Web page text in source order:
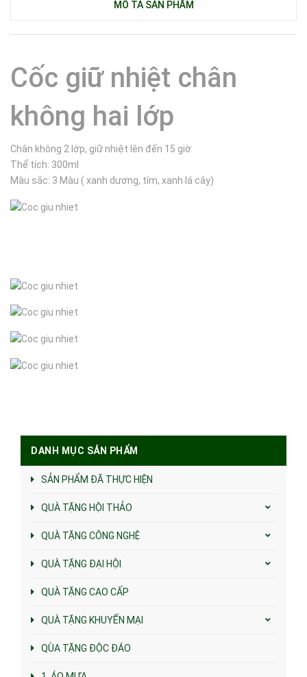
MÔ TẢ SẢN PHẨM
Cốc giữ nhiệt chân
không hai lớp
Chân không 2 lớp, giữ nhiệt lên đến 15 giờ
Thể tích: 300ml
Màu sắc: 3 Màu ( xanh dương, tím, xanh lá cây)
DANH MỤC SẢN PHẨM
SẢN PHẨM ĐÃ THỰC HIỆN
QUÀ TẶNG HỘI THẢO
QUÀ TẶNG CÔNG NGHỆ
QUÀ TẶNG ĐẠI HỘI
QUÀ TẶNG CAO CẤP
QUÀ TẶNG KHUYẾN MẠI
QÙA TẶNG ĐỘC ĐÁO